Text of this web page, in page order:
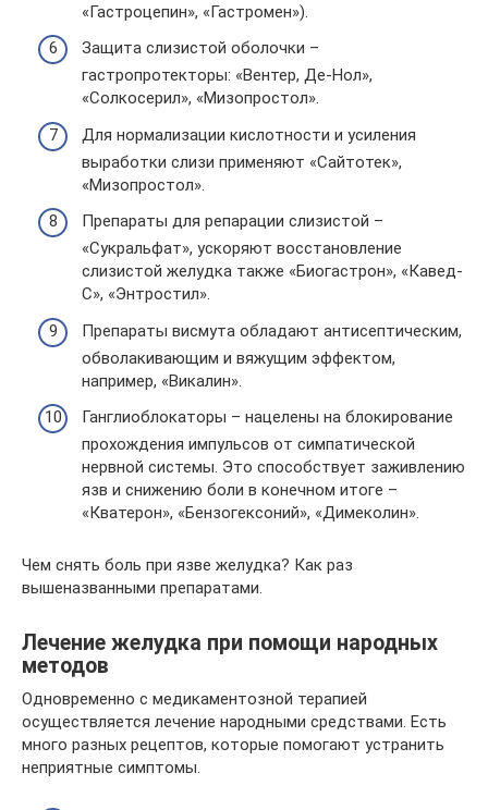
«Гастроцепин», «Гастромен»).
Защита слизистой оболочки –
гастропротекторы: «Вентер, Де-Нол»,
«Солкосерил», «Мизопростол».
Для нормализации кислотности и усиления
выработки слизи применяют «Сайтотек»,
«Мизопростол».
Препараты для репарации слизистой –
«Сукральфат», ускоряют восстановление
слизистой желудка также «Биогастрон», «Кавед-
С», «Энтростил».
Препараты висмута обладают антисептическим,
обволакивающим и вяжущим эффектом,
например, «Викалин».
Ганглиоблокаторы – нацелены на блокирование
прохождения импульсов от симпатической
нервной системы. Это способствует заживлению
язв и снижению боли в конечном итоге –
«Кватерон», «Бензогексоний», «Димеколин».
Чем снять боль при язве желудка? Как раз
вышеназванными препаратами.
Лечение желудка при помощи народных
методов
Одновременно с медикаментозной терапией
осуществляется лечение народными средствами. Есть
много разных рецептов, которые помогают устранить
неприятные симптомы.